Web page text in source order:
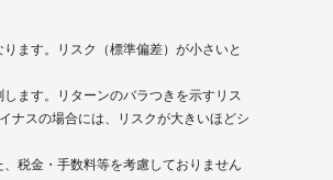
ます。リスク（標準偏差）が小さいと
ます。リターンのバラつきを示すリス
ナスの場合には、リスクが大きいほどシ
税金・手数料等を考慮しておりません